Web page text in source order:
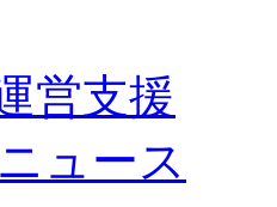
営支援
ュース